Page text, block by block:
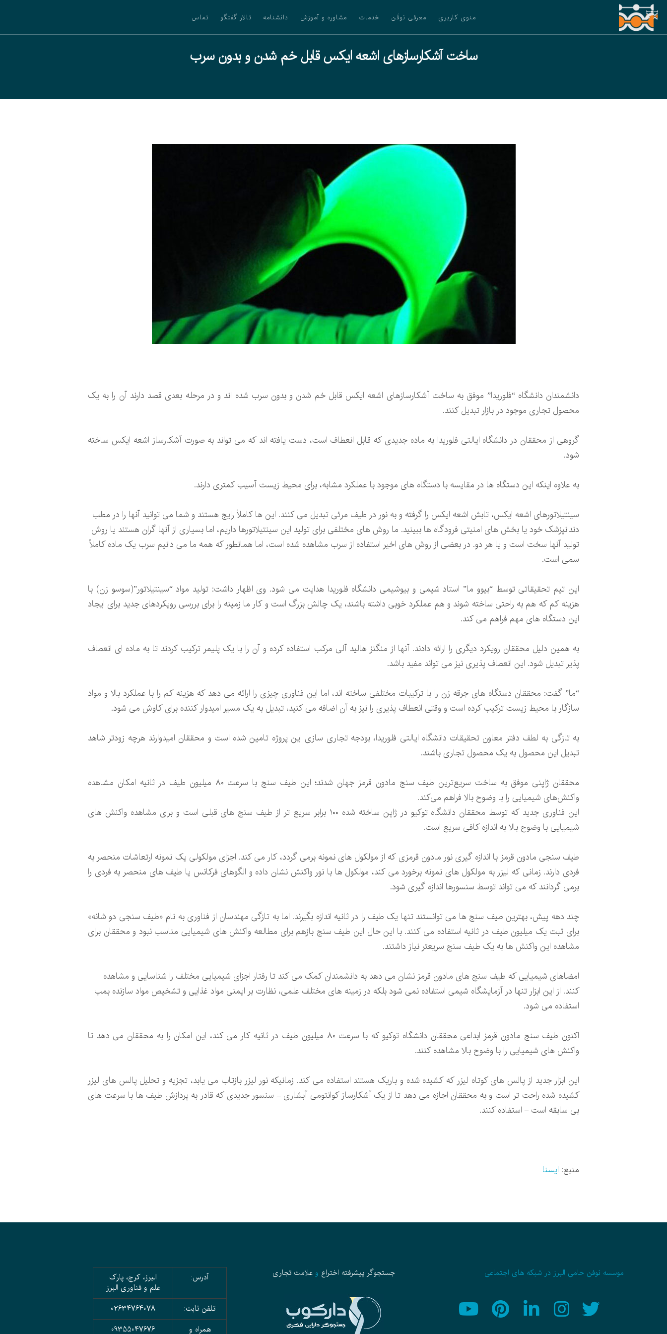
منوی کاربری معرفی نوفَن خدمات مشاوره و آموزش دانشنامه تالار گفتگو تماس
ساخت آشکارسازهای اشعه ایکس قابل خم شدن و بدون سرب
دانشمندان دانشگاه “فلوریدا” موفق به ساخت آشکارسازهای اشعه ایکس قابل خم شدن و بدون سرب شده اند و در مرحله بعدی قصد دارند آن را به یک
محصول تجاری موجود در بازار تبدیل کنند.
گروهی از محققان در دانشگاه ایالتی فلوریدا به ماده جدیدی که قابل انعطاف است، دست یافته اند که می تواند به صورت آشکارساز اشعه ایکس ساخته
شود.
به علاوه اینکه این دستگاه ها در مقایسه با دستگاه های موجود با عملکرد مشابه، برای محیط زیست آسیب کمتری دارند.
سینتیلاتورهای اشعه ایکس، تابش اشعه ایکس را گرفته و به نور در طیف مرئی تبدیل می کنند. این ها کاملاً رایج هستند و شما می توانید آنها را در مطب
دندانپزشک خود یا بخش های امنیتی فرودگاه ها ببینید. ما روش های مختلفی برای تولید این سینتیلاتورها داریم، اما بسیاری از آنها گران هستند یا روش
تولید آنها سخت است و یا هر دو. در بعضی از روش های اخیر استفاده از سرب مشاهده شده است، اما همانطور که همه ما می دانیم سرب یک ماده کاملاً
سمی است.
این تیم تحقیقاتی توسط “بیوو ما” استاد شیمی و بیوشیمی دانشگاه فلوریدا هدایت می شود. وی اظهار داشت: تولید مواد “سینتیلاتور”(سوسو زن) با
هزینه کم که هم به راحتی ساخته شوند و هم عملکرد خوبی داشته باشند، یک چالش بزرگ است و کار ما زمینه را برای بررسی رویکردهای جدید برای ایجاد
این دستگاه های مهم فراهم می کند.
به همین دلیل محققان رویکرد دیگری را ارائه دادند. آنها از منگنز هالید آلی مرکب استفاده کرده و آن را با یک پلیمر ترکیب کردند تا به ماده ای انعطاف
پذیر تبدیل شود. این انعطاف پذیری نیز می تواند مفید باشد.
“ما” گفت: محققان دستگاه های جرقه زن را با ترکیبات مختلفی ساخته اند، اما این فناوری چیزی را ارائه می دهد که هزینه کم را با عملکرد بالا و مواد
سازگار با محیط زیست ترکیب کرده است و وقتی انعطاف پذیری را نیز به آن اضافه می کنید، تبدیل به یک مسیر امیدوار کننده برای کاوش می شود.
به تازگی به لطف دفتر معاون تحقیقات دانشگاه ایالتی فلوریدا، بودجه تجاری سازی این پروژه تامین شده است و محققان امیدوارند هرچه زودتر شاهد
تبدیل این محصول به یک محصول تجاری باشند.
محققان ژاپنی موفق به ساخت سریع‌ترین طیف سنج مادون قرمز جهان شدند؛ این طیف سنج با سرعت ۸۰ میلیون طیف در ثانیه امکان مشاهده
واکنش‌های شیمیایی را با وضوح بالا فراهم می‌کند.
این فناوری جدید که توسط محققان دانشگاه توکیو در ژاپن ساخته شده ۱۰۰ برابر سریع تر از طیف سنج های قبلی است و برای مشاهده واکنش های
شیمیایی با وضوح بالا به اندازه کافی سریع است.
طیف سنجی مادون قرمز با اندازه گیری نور مادون قرمزی که از مولکول های نمونه برمی گردد، کار می کند. اجزای مولکولی یک نمونه ارتعاشات منحصر به
فردی دارند. زمانی که لیزر به مولکول های نمونه برخورد می کند، مولکول ها با نور واکنش نشان داده و الگوهای فرکانس یا طیف های منحصر به فردی را
برمی گردانند که می تواند توسط سنسورها اندازه گیری شود.
چند دهه پیش، بهترین طیف سنج ها می توانستند تنها یک طیف را در ثانیه اندازه بگیرند. اما به تازگی مهندسان از فناوری به نام «طیف سنجی دو شانه»
برای ثبت یک میلیون طیف در ثانیه استفاده می کنند. با این حال این طیف سنج بازهم برای مطالعه واکنش های شیمیایی مناسب نبود و محققان برای
مشاهده این واکنش ها به یک طیف سنج سریعتر نیاز داشتند.
امضاهای شیمیایی که طیف سنج های مادون قرمز نشان می دهد به دانشمندان کمک می کند تا رفتار اجزای شیمیایی مختلف را شناسایی و مشاهده
کنند. از این ابزار تنها در آزمایشگاه شیمی استفاده نمی شود بلکه در زمینه های مختلف علمی، نظارت بر ایمنی مواد غذایی و تشخیص مواد سازنده بمب
استفاده می شود.
اکنون طیف سنج مادون قرمز ابداعی محققان دانشگاه توکیو که با سرعت ۸۰ میلیون طیف در ثانیه کار می کند، این امکان را به محققان می دهد تا
واکنش های شیمیایی را با وضوح بالا مشاهده کنند.
این ابزار جدید از پالس های کوتاه لیزر که کشیده شده و باریک هستند استفاده می کند. زمانیکه نور لیزر بازتاب می یابد، تجزیه و تحلیل پالس های لیزر
کشیده شده راحت تر است و به محققان اجازه می دهد تا از یک آشکارساز کوانتومی آبشاری – سنسور جدیدی که قادر به پردازش طیف ها با سرعت های
بی سابقه است – استفاده کنند.
منبع: ایسنا
موسسه نوفن حامی البرز در شبکه های اجتماعی جستجوگر پیشرفته اختراع وعلامت تجاری آدرس:
البرز، کرج، پارک
علم و فناوری البرز
تلفن ثابت:
02634764078
همراه و
09355047676